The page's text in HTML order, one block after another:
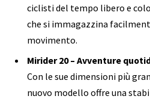
ciclisti del tempo libero e
che si immagazzina
movimento.
Mirider 20 – Avventure
Con le sue dimensioni più
nuovo modello offre una